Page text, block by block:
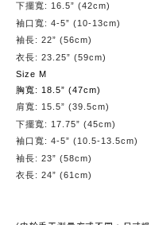
下擺寬: 16.5” (42cm)
袖口寬: 4-5” (10-13cm)
袖長: 22” (56cm)
衣長: 23.25” (59cm)
Size M
胸寬: 18.5” (47cm)
肩寬: 15.5” (39.5cm)
下擺寬: 17.75” (45cm)
袖口寬: 4-5” (10.5-13.5cm)
袖長: 23” (58cm)
衣長: 24” (61cm)